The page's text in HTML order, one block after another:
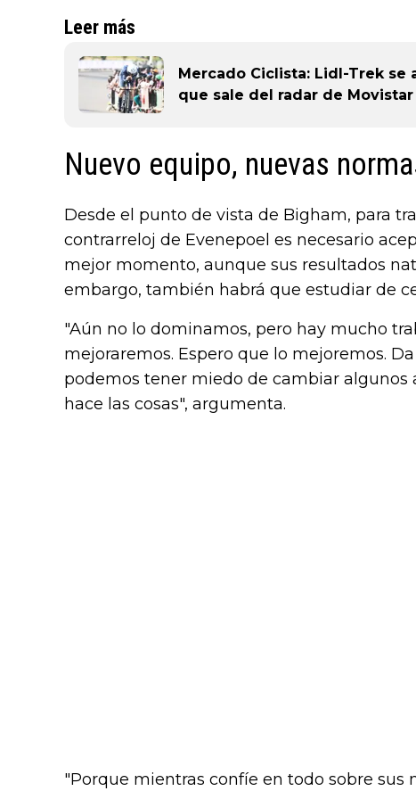
Leer más
Mercado Ciclista: Lidl-Trek se
que sale del radar de Movistar
Nuevo equipo, nuevas
Desde el punto de vista de Bigham, para
contrarreloj de Evenepoel es necesario
mejor momento, aunque sus resultados
embargo, también habrá que estudiar de
"Aún no lo dominamos, pero hay mucho
mejoraremos. Espero que lo mejoremos.
podemos tener miedo de cambiar algunos
hace las cosas", argumenta.
"Porque mientras confíe en todo sobre sus